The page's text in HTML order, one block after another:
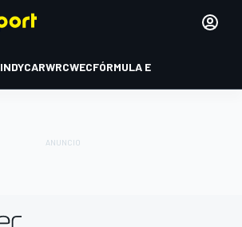
INDYCARWRCWECFÓRMULA E